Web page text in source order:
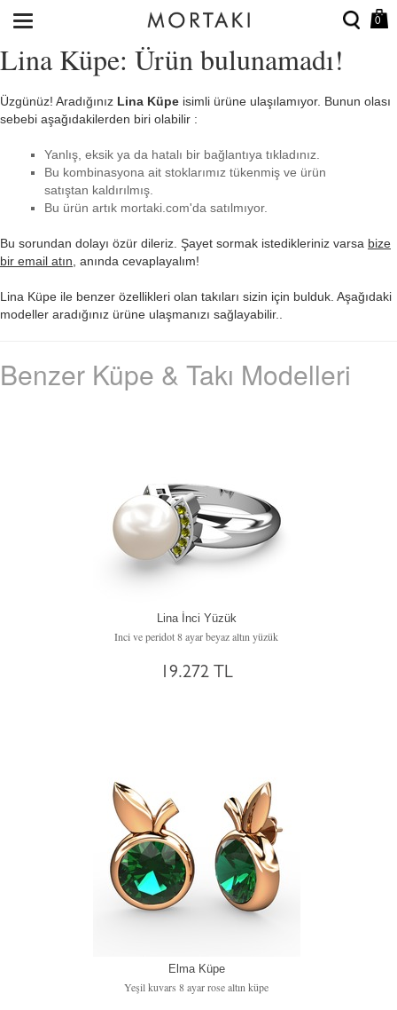
0
Lina Küpe: Ürün bulunamadı!
Üzgünüz! Aradığınız Lina Küpe isimli ürüne ulaşılamıyor. Bunun olası
sebebi aşağıdakilerden biri olabilir :
Yanlış, eksik ya da hatalı bir bağlantıya tıkladınız.
Bu kombinasyona ait stoklarımız tükenmiş ve ürün
satıştan kaldırılmış.
Bu ürün artık mortaki.com'da satılmıyor.
Bu sorundan dolayı özür dileriz. Şayet sormak istedikleriniz varsa bize
bir email atın , anında cevaplayalım!
Lina Küpe ile benzer özellikleri olan takıları sizin için bulduk. Aşağıdaki
modeller aradığınız ürüne ulaşmanızı sağlayabilir..
Benzer Küpe & Takı Modelleri
Lina İnci Yüzük
Inci ve peridot 8 ayar beyaz altın yüzük
19.272 TL
Elma Küpe
Yeşil kuvars 8 ayar rose altın küpe